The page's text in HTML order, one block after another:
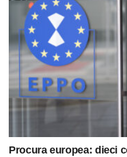
Procura europea: dieci